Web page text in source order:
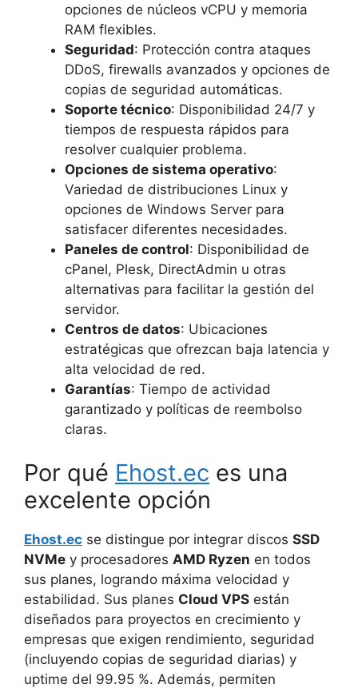
opciones de núcleos vCPU y memoria
RAM flexibles.
Seguridad: Protección contra ataques
DDoS, firewalls avanzados y opciones de
copias de seguridad automáticas.
Soporte técnico: Disponibilidad 24/7 y
tiempos de respuesta rápidos para
resolver cualquier problema.
Opciones de sistema operativo:
Variedad de distribuciones Linux y
opciones de Windows Server para
satisfacer diferentes necesidades.
Paneles de control: Disponibilidad de
cPanel, Plesk, DirectAdmin u otras
alternativas para facilitar la gestión del
servidor.
Centros de datos: Ubicaciones
estratégicas que ofrezcan baja latencia y
alta velocidad de red.
Garantías: Tiempo de actividad
garantizado y políticas de reembolso
claras.
Por qué Ehost.ec es una
excelente opción
Ehost.ec se distingue por integrar discos SSD
NVMe y procesadores AMD Ryzen en todos
sus planes, logrando máxima velocidad y
estabilidad. Sus planes Cloud VPS están
diseñados para proyectos en crecimiento y
empresas que exigen rendimiento, seguridad
(incluyendo copias de seguridad diarias) y
uptime del 99.95 %. Además, permiten